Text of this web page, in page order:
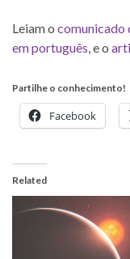
Leiam o comunicado
em português , e o
Partilhe o conhecimento!
Facebook
Related